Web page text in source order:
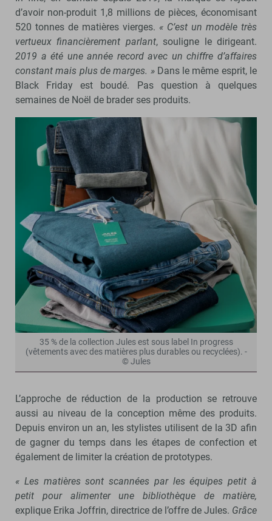
d’avoir non-produit 1,8 millions de pièces, économisant
520 tonnes de matières vierges. « C’est un modèle très
vertueux financièrement parlant, souligne le dirigeant.
2019 a été une année record avec un chiffre d’affaires
constant mais plus de marges. »Dans le même esprit, le
Black Friday est boudé. Pas question à quelques
semaines de Noël de brader ses produits.
35 % de la collection Jules est sous label In progress
(vêtements avec des matières plus durables ou recyclées). -
© Jules
L’approche de réduction de la production se retrouve
aussi au niveau de la conception même des produits.
Depuis environ un an, les stylistes utilisent de la 3D afin
de gagner du temps dans les étapes de confection et
également de limiter la création de prototypes.
« Les matières sont scannées par les équipes petit à
petit pour alimenter une bibliothèque de matière,
explique Erika Joffrin, directrice de l’offre de Jules. Grâce